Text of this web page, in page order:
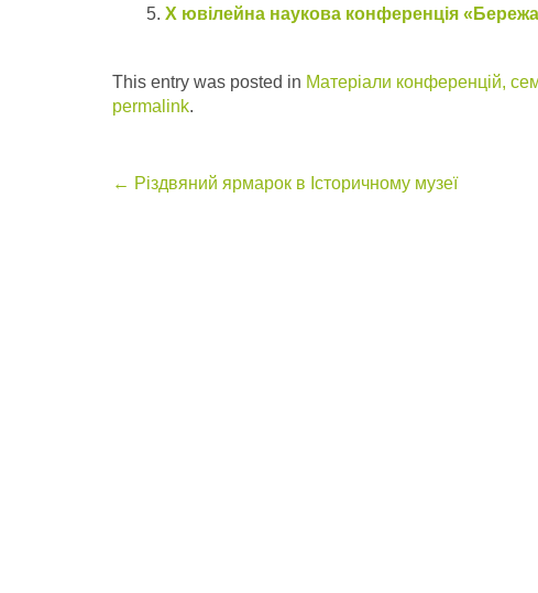
Х ювілейна наукова конференція
This entry was posted in Матеріали конференцій,
permalink.
Post
← Різдвяний ярмарок в Історичному музеї